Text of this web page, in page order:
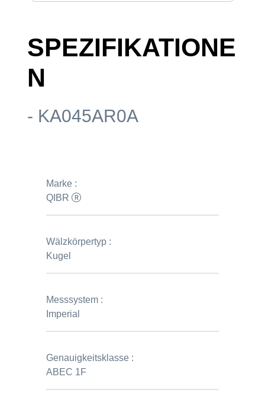
SPEZIFIKATIONE
N
- KA045AR0A
Marke :
QIBR
Wälzkörpertyp :
Kugel
Messsystem :
Imperial
Genauigkeitsklasse :
ABEC 1F